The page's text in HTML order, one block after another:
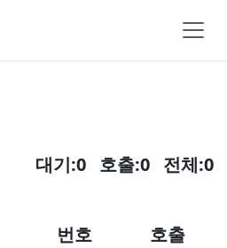
대기:0 호출:0 전체:0
번호 호출